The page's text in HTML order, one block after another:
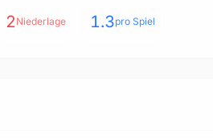
2 Niederlage 1.3pro Spiel